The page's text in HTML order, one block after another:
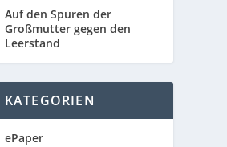
Auf den Spuren der
Großmutter gegen den
Leerstand
KATEGORIEN
ePaper